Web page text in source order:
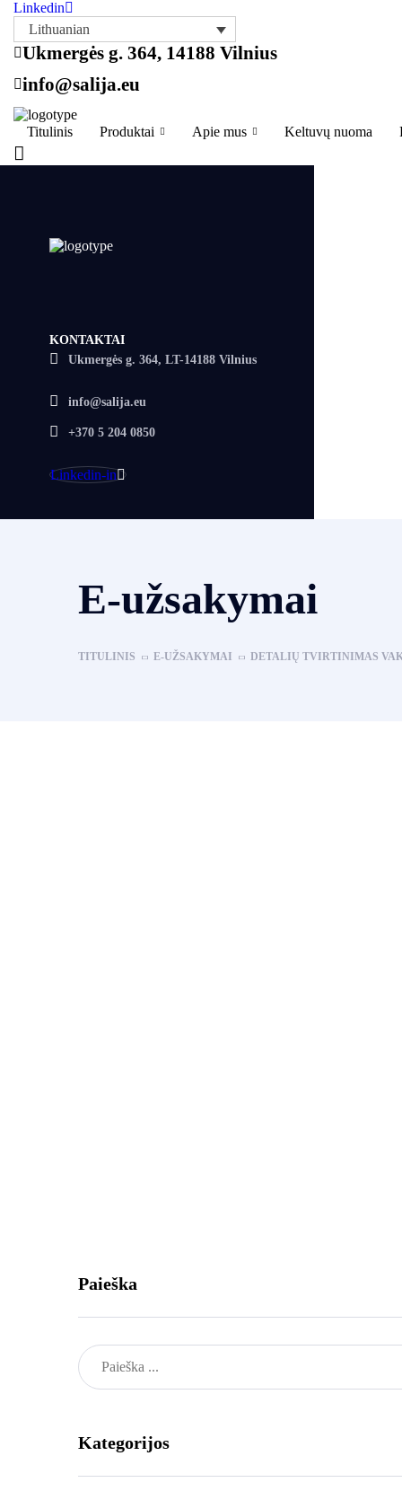
Linkedin
Lithuanian
Ukmergės g. 364, 14188 Vilnius
info@salija.eu
Titulinis Produktai Apie mus Keltuvų nuoma
KONTAKTAI
Ukmergės g. 364, LT-14188 Vilnius
info@salija.eu
+370 5 204 0850
Linkedin-in
E-užsakymai
TITULINIS E-UŽSAKYMAI DETALIŲ TVIRTINIMAS
Paieška
Kategorijos